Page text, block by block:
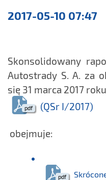
kwartalne
2017-05-10 07:47
Skonsolidowany
Autostrady S. A. za
się 31 marca 2017 roku
(QSr I/2017)
obejmuje: